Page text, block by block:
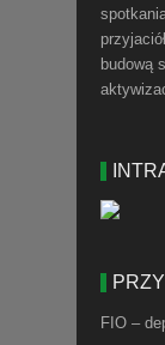
budową
FIO –